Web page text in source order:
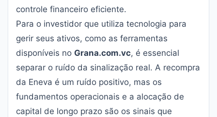
controle financeiro eficiente.
Para o investidor que utiliza tecnologia para
gerir seus ativos, como as ferramentas
disponíveis no Grana.com.vc, é essencial
separar o ruído da sinalização real. A recompra
da Eneva é um ruído positivo, mas os
fundamentos operacionais e a alocação de
capital de longo prazo são os sinais que